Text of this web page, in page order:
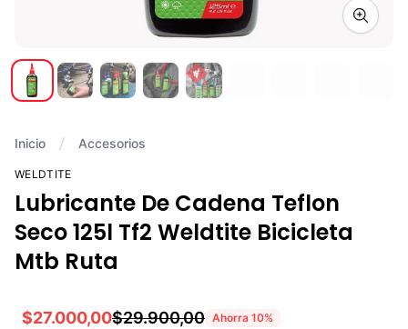
Zoom
Inicio Accesorios
WELDTITE
Lubricante De Cadena Teflon
Seco 125l Tf2 Weldtite Bicicleta
Mtb Ruta
$27.000,00$29.900,00 Ahorra 10%